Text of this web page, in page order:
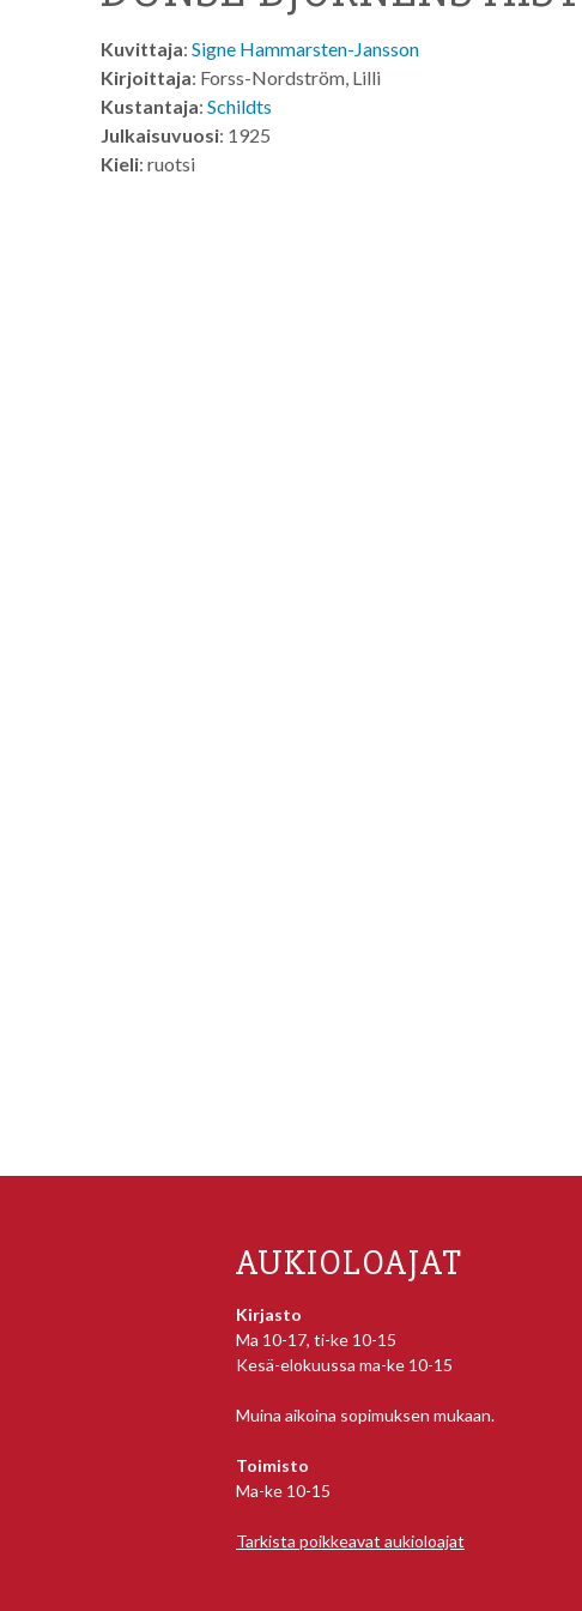
Kuvittaja: Signe Hammarsten-Jansson
Kirjoittaja: Forss-Nordström, Lilli
Kustantaja: Schildts
Julkaisuvuosi: 1925
Kieli: ruotsi
AUKIOLOAJAT
Kirjasto
Ma 10-17, ti-ke 10-15
Kesä-elokuussa ma-ke 10-15
Muina aikoina sopimuksen mukaan.
Toimisto
Ma-ke 10-15
Tarkista poikkeavat aukioloajat